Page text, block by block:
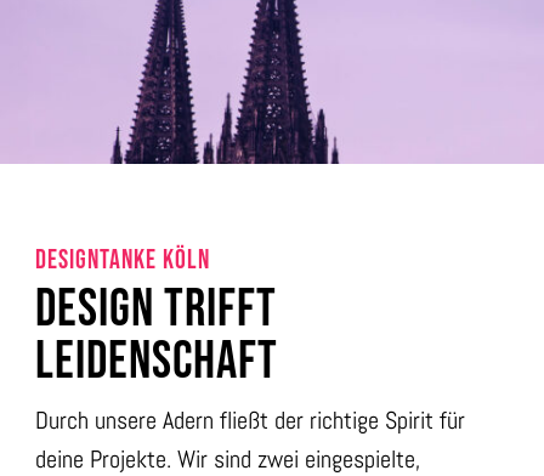
DESIGNTANKE KÖLN
DESIGN TRIFFT
LEIDENSCHAFT
Durch unsere Adern fließt der richtige Spirit für
deine Projekte. Wir sind zwei eingespielte,